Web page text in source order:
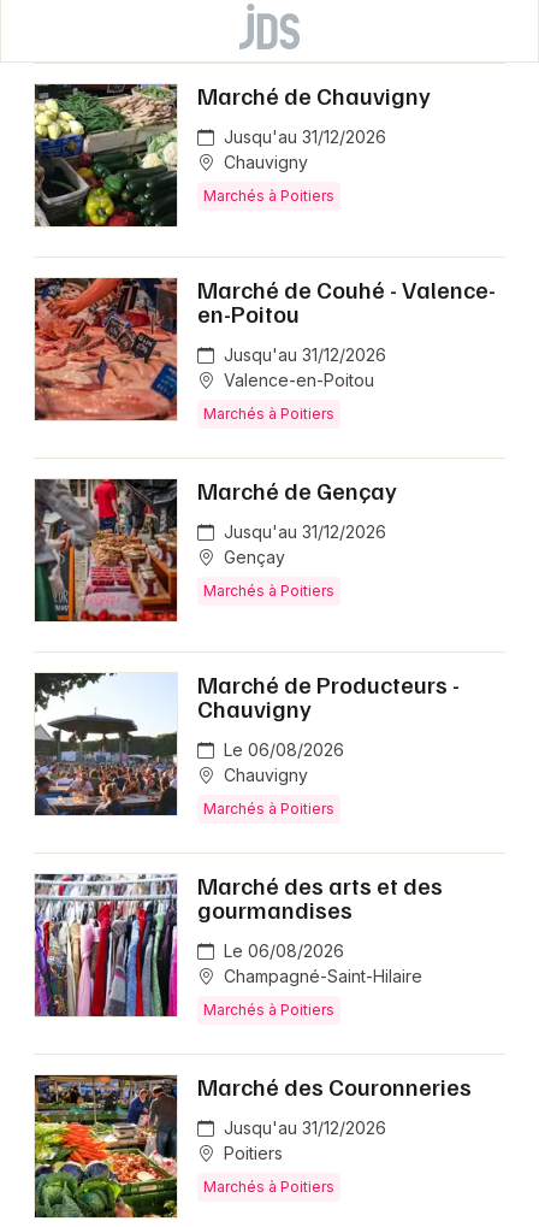
Marché de Chauvigny
Jusqu'au 31/12/2026
Chauvigny
Marchés à Poitiers
Marché de Couhé - Valence-
en-Poitou
Jusqu'au 31/12/2026
Valence-en-Poitou
Marchés à Poitiers
Marché de Gençay
Jusqu'au 31/12/2026
Gençay
Marchés à Poitiers
Marché de Producteurs -
Chauvigny
Le 06/08/2026
Chauvigny
Marchés à Poitiers
Marché des arts et des
gourmandises
Le 06/08/2026
Champagné-Saint-Hilaire
Marchés à Poitiers
Marché des Couronneries
Jusqu'au 31/12/2026
Poitiers
Marchés à Poitiers